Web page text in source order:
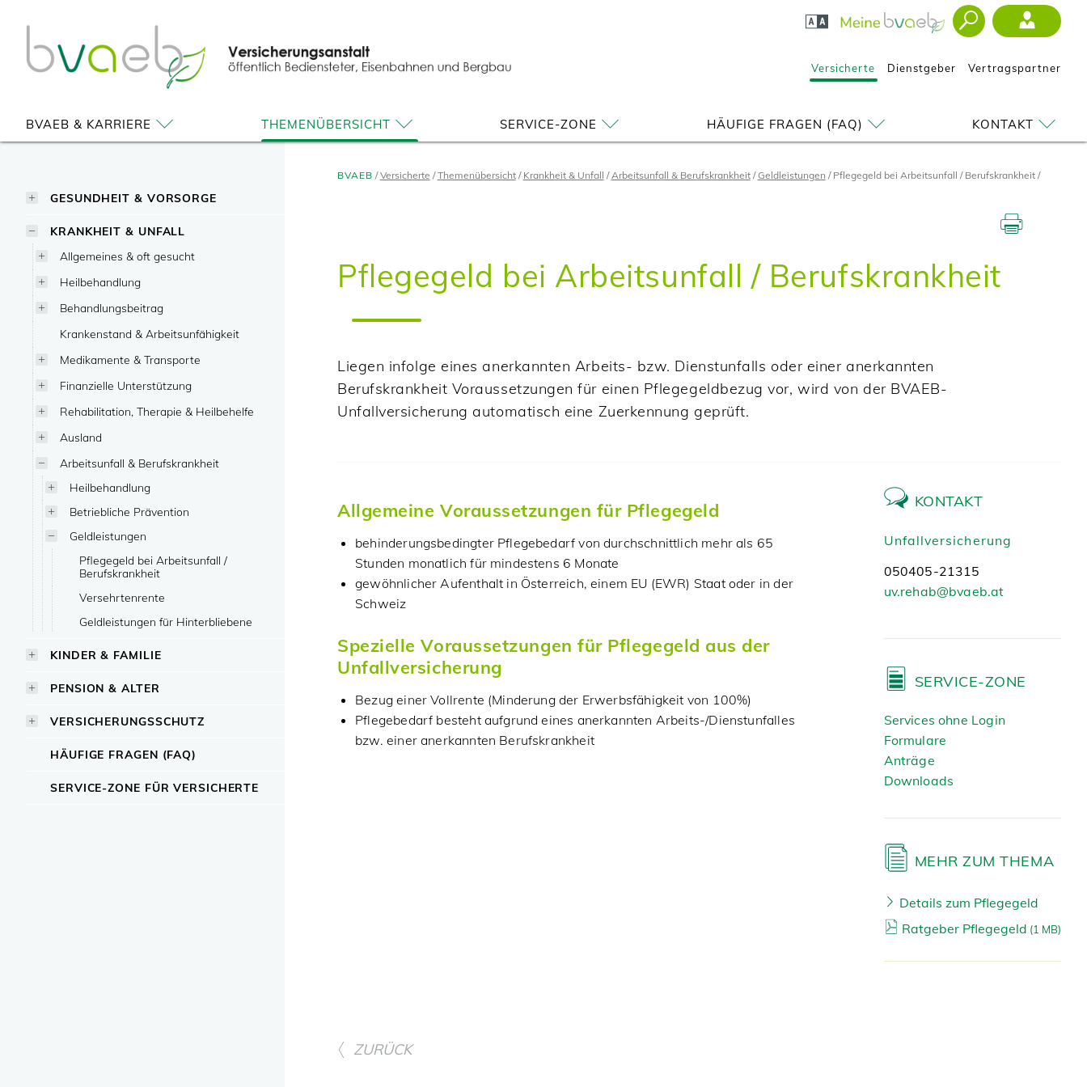
springen
Versicherte Dienstgeber Vertragspartner
BVAEB & KARRIERE THEMENÜBERSICHT SERVICE-ZONE HÄUFIGE FRAGEN (FAQ) KONTAKT
GESUNDHEIT & VORSORGE
KRANKHEIT & UNFALL
Allgemeines & oft gesucht
Heilbehandlung
Behandlungsbeitrag
Krankenstand & Arbeitsunfähigkeit
Medikamente & Transporte
Finanzielle Unterstützung
Rehabilitation, Therapie & Heilbehelfe
Ausland
Arbeitsunfall & Berufskrankheit
Heilbehandlung
Betriebliche Prävention
Geldleistungen
Pflegegeld bei Arbeitsunfall /
Berufskrankheit
Versehrtenrente
Geldleistungen für Hinterbliebene
KINDER & FAMILIE
PENSION & ALTER
VERSICHERUNGSSCHUTZ
HÄUFIGE FRAGEN (FAQ)
SERVICE-ZONE FÜR VERSICHERTE
BVAEB Versicherte Themenübersicht Krankheit & Unfall Arbeitsunfall & Berufskrankheit Geldleistungen Pflegegeld bei Arbeitsunfall / Berufskrankheit
Pflegegeld bei Arbeitsunfall / Berufskrankheit
Liegen infolge eines anerkannten Arbeits- bzw. Dienstunfalls oder einer anerkannten
Berufskrankheit Voraussetzungen für einen Pflegegeldbezug vor, wird von der BVAEB-
Unfallversicherung automatisch eine Zuerkennung geprüft.
Allgemeine Voraussetzungen für Pflegegeld
behinderungsbedingter Pflegebedarf von durchschnittlich mehr als 65
Stunden monatlich für mindestens 6 Monate
gewöhnlicher Aufenthalt in Österreich, einem EU (EWR) Staat oder in der
Schweiz
Spezielle Voraussetzungen für Pflegegeld aus der
Unfallversicherung
Bezug einer Vollrente (Minderung der Erwerbsfähigkeit von 100%)
Pflegebedarf besteht aufgrund eines anerkannten Arbeits-/Dienstunfalles
bzw. einer anerkannten Berufskrankheit
KONTAKT
Unfallversicherung
050405-21315
uv.rehab@bvaeb.at
SERVICE-ZONE
Services ohne Login
Formulare
Anträge
Downloads
MEHR ZUM THEMA
Details zum Pflegegeld
Ratgeber Pflegegeld (1 MB)
ZURÜCK